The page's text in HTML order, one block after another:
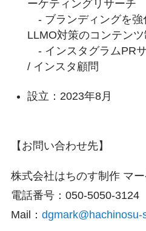
ーケティングリサーチ
- ブランディングを強
LLMO対策のコンテン
- インスタグラムPR
/ インスタ顧問
設立：2023年8月
【お問い合わせ先】
株式会社はちのす制作 マ
電話番号：050-5050-3124
Mail： dgmark@hachinosu-